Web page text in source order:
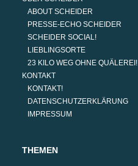
ABOUT SCHEIDER
PRESSE-ECHO SCHEIDER
SCHEIDER SOCIAL!
LIEBLINGSORTE
23 KILO WEG OHNE QUÄLEREI!
KONTAKT
KONTAKT!
DATENSCHUTZERKLÄRUNG
IMPRESSUM
THEMEN